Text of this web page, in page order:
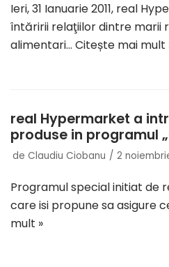
Ieri, 31 Ianuarie 2011, real
întăririi relaţiilor dintre marii
alimentari… Citește mai mult
real Hypermarket a
produse in programul
de Claudiu Ciobanu 2
Programul special initiat de
care isi propune sa asigure
mult »